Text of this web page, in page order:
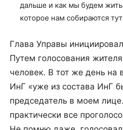
дальше и как мы будем
которое нам собираются
Глава Управы
Путем голосования
человек. В тот же день на
ИнГ «уже из состава ИнГ
председатель в моем
практически все